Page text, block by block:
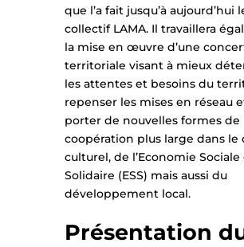
que l’a fait jusqu’à aujourd’hui
collectif LAMA. Il travaillera
la mise en œuvre d’une
territoriale visant à mieux
les attentes et besoins du
repenser les mises en réseau
porter de nouvelles formes de
coopération plus large dans le
culturel, de l’Economie Sociale
Solidaire (ESS) mais aussi du
développement local.
Présentation